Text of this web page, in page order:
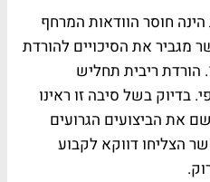
חוסר הוודאות המרחף
מגביר את הסיכויים להורדת
הריבית באירופה מתחת ל-1%. הורדת ריבית תחליש
בשל סיבה זו ראינו
את הביצועים הגרועים
הצליחו דווקא לקבוע